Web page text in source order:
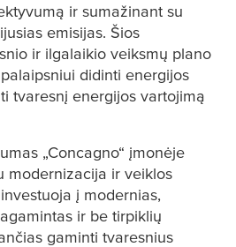
ir sumažinant su
emisijas. Šios
ir ilgalaikio veiksmų plano
didinti energijos
tvaresnį energijos vartojimą
„Concagno“ įmonėje
modernizacija ir veiklos
į modernias,
ir be tirpiklių
gaminti tvaresnius